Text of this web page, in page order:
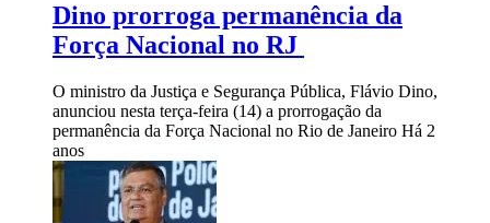
Dino prorroga permanência da
Força Nacional no RJ
O ministro da Justiça e Segurança Pública, Flávio Dino,
anunciou nesta terça-feira (14) a prorrogação da
permanência da Força Nacional no Rio de Janeiro Há 2
anos